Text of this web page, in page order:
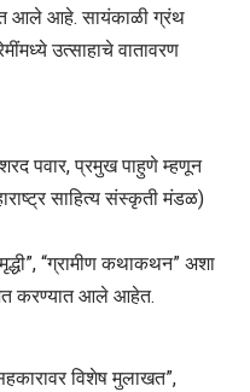
आले आहे. सायंकाळी ग्रंथ
उत्साहाचे वातावरण
पवार, प्रमुख पाहुणे म्हणून
साहित्य संस्कृती मंडळ)
“ग्रामीण कथाकथन” अशा
करण्यात आले आहेत.
विशेष मुलाखत”,